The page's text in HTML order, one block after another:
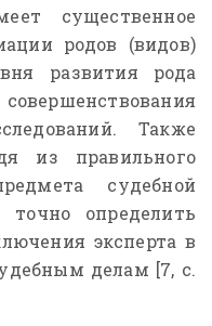
существенное
родов (видов)
развития рода
Также
из правильного
судебной
точно определить
эксперта в
делам [7, с.